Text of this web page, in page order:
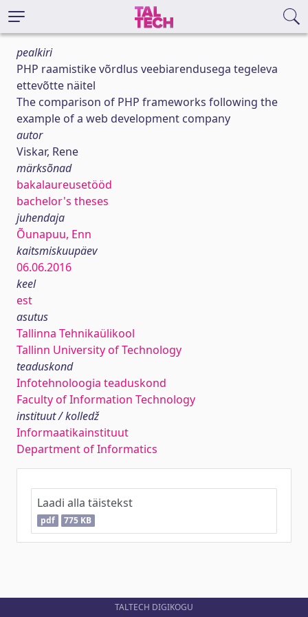
pealkiri
PHP raamistike võrdlus veebiarendusega tegeleva
ettevõtte näitel
The comparison of PHP frameworks following the
example of a web development company
autor
Viskar, Rene
märksõnad
bakalaureusetööd
bachelor's theses
juhendaja
Õunapuu, Enn
kaitsmiskuupäev
06.06.2016
keel
est
asutus
Tallinna Tehnikaülikool
Tallinn University of Technology
teaduskond
Infotehnoloogia teaduskond
Faculty of Information Technology
instituut / kolledž
Informaatikainstituut
Department of Informatics
Laadi alla täistekst
pdf 775 KB
TALTECH DIGIKOGU